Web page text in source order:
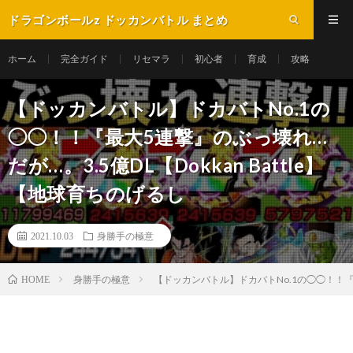
ドラゴンボールz ドッカンバトル まとめ
ホーム 完全ガイド リセマラ 初心者 育成 攻略
【ドッカンバトル】ドカバトNo.1の
◯◯！！『最大5連撃』のぶっ壊れ…
だが…。3.5億DL【Dokkan Battle】
【地球育ちのげるし
2021.10.03 身勝手の極意
HOME 身勝手の極意 【ドッカンバトル】ドカバトNo.1の◯◯！！